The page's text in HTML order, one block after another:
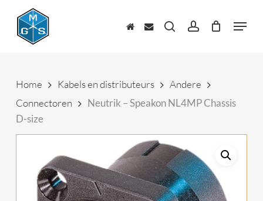
content
zoekenaccount Menu
Home Kabels en distributeurs
Andere
Connectoren
Neutrik – Speakon NL4MP Chassis
D-size